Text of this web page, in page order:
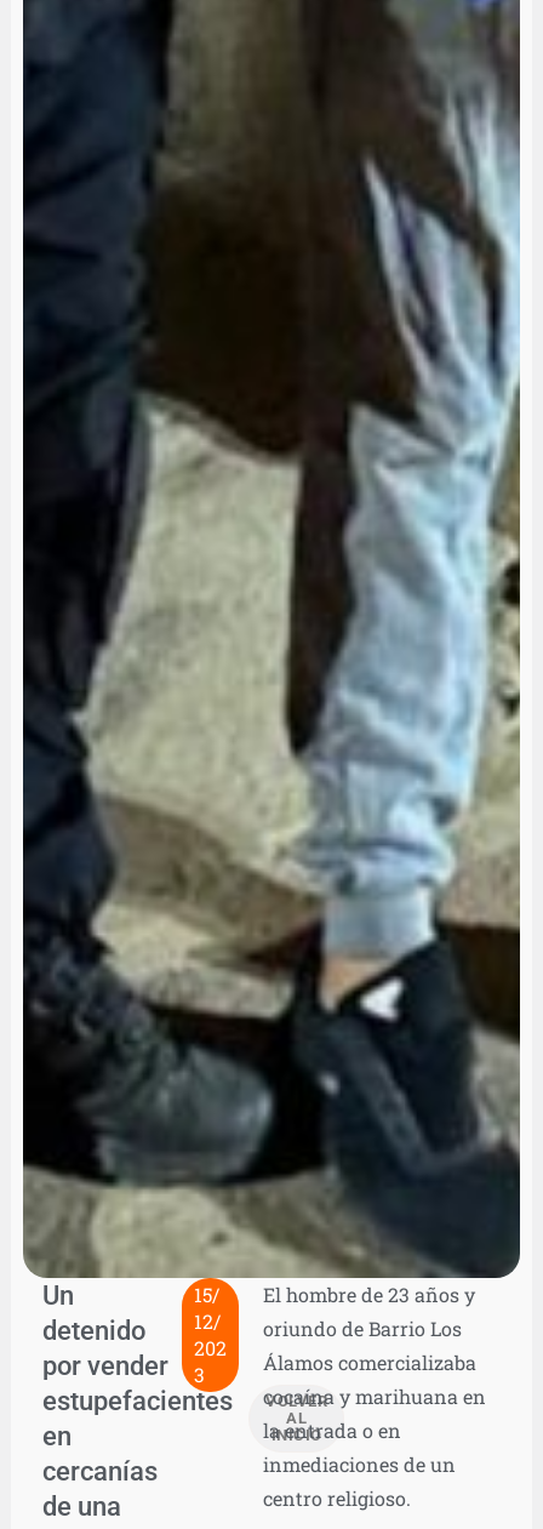
Un
detenido
por vender
estupefacientes
en
cercanías
de una
15/
12/
202
3
VOLVER
AL
INICIO
El hombre de 23 años y
oriundo de Barrio Los
Álamos comercializaba
cocaína y marihuana en
la entrada o en
inmediaciones de un
centro religioso.